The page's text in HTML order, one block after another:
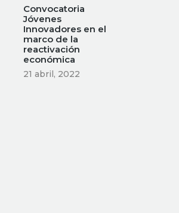
Convocatoria
Jóvenes
Innovadores en el
marco de la
reactivación
económica
21 abril, 2022